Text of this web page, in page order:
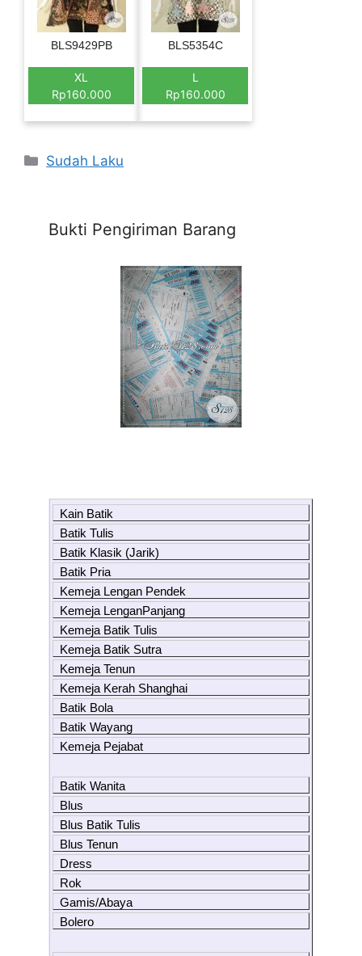
BLS9429PB
XL
Rp160.000
BLS5354C
L
Rp160.000
Categories
Sudah Laku
Bukti Pengiriman Barang
Kain Batik
Batik Tulis
Batik Klasik (Jarik)
Batik Pria
Kemeja Lengan Pendek
Kemeja LenganPanjang
Kemeja Batik Tulis
Kemeja Batik Sutra
Kemeja Tenun
Kemeja Kerah Shanghai
Batik Bola
Batik Wayang
Kemeja Pejabat
Batik Wanita
Blus
Blus Batik Tulis
Blus Tenun
Dress
Rok
Gamis/Abaya
Bolero